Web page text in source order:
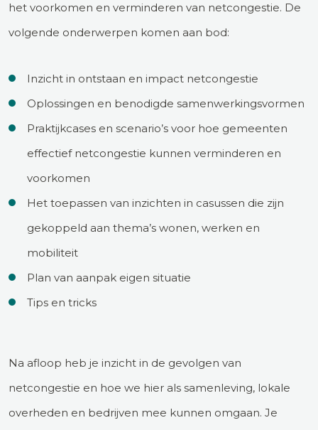
het voorkomen en verminderen van netcongestie. De
volgende onderwerpen komen aan bod:
Inzicht in ontstaan en impact netcongestie
Oplossingen en benodigde samenwerkingsvormen
Praktijkcases en scenario’s voor hoe gemeenten
effectief netcongestie kunnen verminderen en
voorkomen
Het toepassen van inzichten in casussen die zijn
gekoppeld aan thema’s wonen, werken en
mobiliteit
Plan van aanpak eigen situatie
Tips en tricks
Na afloop heb je inzicht in de gevolgen van
netcongestie en hoe we hier als samenleving, lokale
overheden en bedrijven mee kunnen omgaan. Je